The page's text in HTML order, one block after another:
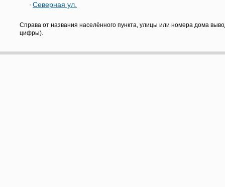
Северная ул.
Справа от названия населённого пункта, улицы или номера дома
цифры).